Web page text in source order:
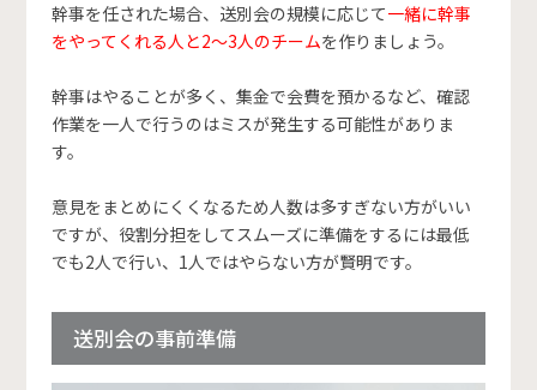
幹事を任された場合、送別会の規模に応じて一緒に幹事
をやってくれる人と2〜3人のチームを作りましょう。
幹事はやることが多く、集金で会費を預かるなど、確認
作業を一人で行うのはミスが発生する可能性がありま
す。
意見をまとめにくくなるため人数は多すぎない方がいい
ですが、役割分担をしてスムーズに準備をするには最低
でも2人で行い、1人ではやらない方が賢明です。
送別会の事前準備